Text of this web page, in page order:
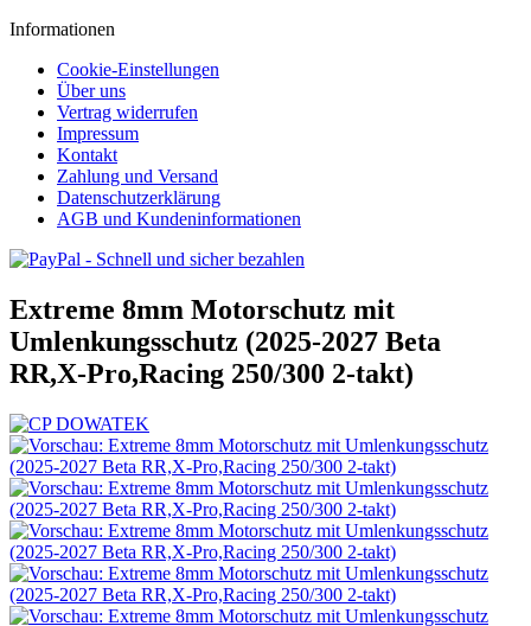
Informationen
Cookie-Einstellungen
Über uns
Vertrag widerrufen
Impressum
Kontakt
Zahlung und Versand
Datenschutzerklärung
AGB und Kundeninformationen
Extreme 8mm Motorschutz mit
Umlenkungsschutz (2025-2027 Beta
RR,X-Pro,Racing 250/300 2-takt)